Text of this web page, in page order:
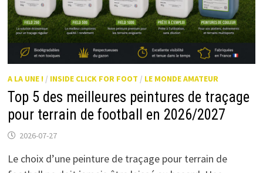
A LA UNE ! / INSIDE CLICK FOR FOOT / LE MONDE AMATEUR
Top 5 des meilleures peintures de traçage
pour terrain de football en 2026/2027
2026-07-27
Le choix d’une peinture de traçage pour terrain de